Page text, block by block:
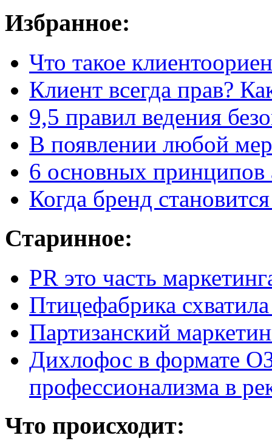
Избранное:
Что такое
Клиент всегда прав?
9,5 правил ведения
В появлении любой
6 основных принципов
Когда бренд
Старинное:
PR это часть
Птицефабрика
Партизанский
Дихлофос в формате
профессионализма в
Что происходит: